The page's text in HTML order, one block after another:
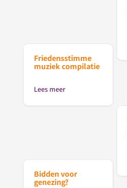
Friedensstimme
muziek compilatie
Lees meer
Bidden voor
genezing?